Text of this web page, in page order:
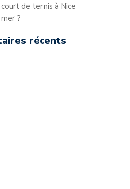
de tennis à Nice
?
récents